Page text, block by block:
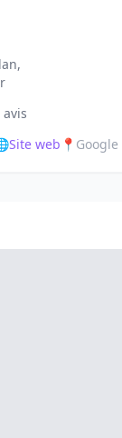
avis
Site web 📍